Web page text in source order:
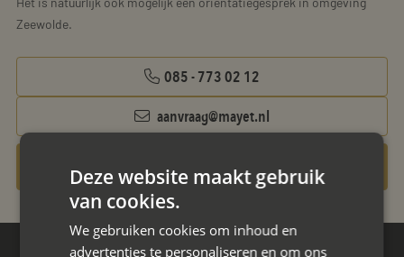
Zeewolde.
085 - 773 02 12
aanvraag@mayet.nl
Gratis oriëntatiegesprek aanvragen
Deze website maakt gebruik
van cookies.
We gebruiken cookies om inhoud en
advertenties te personaliseren en om ons